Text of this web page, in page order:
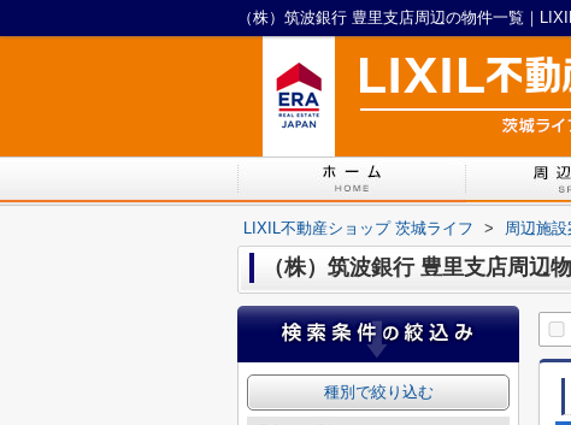
（株）筑波銀行 豊里支店周辺の物件一覧｜
LIXIL不動産ショップ 茨城ライフ > 周辺施設
（株）筑波銀行 豊里支店周辺
種別で絞り込む